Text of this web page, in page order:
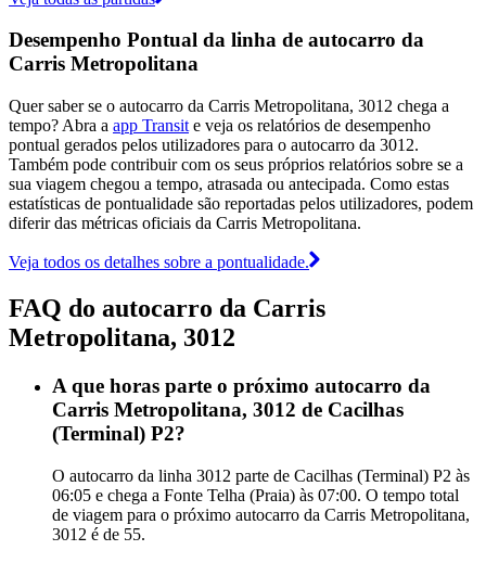
Desempenho Pontual da linha de autocarro da
Carris Metropolitana
Quer saber se o autocarro da Carris Metropolitana, 3012 chega a
tempo? Abra a app Transit e veja os relatórios de desempenho
pontual gerados pelos utilizadores para o autocarro da 3012.
Também pode contribuir com os seus próprios relatórios sobre se a
sua viagem chegou a tempo, atrasada ou antecipada. Como estas
estatísticas de pontualidade são reportadas pelos utilizadores, podem
diferir das métricas oficiais da Carris Metropolitana.
Veja todos os detalhes sobre a pontualidade.
FAQ do autocarro da Carris
Metropolitana, 3012
A que horas parte o próximo autocarro da
Carris Metropolitana, 3012 de Cacilhas
(Terminal) P2?
O autocarro da linha 3012 parte de Cacilhas (Terminal) P2 às
06:05 e chega a Fonte Telha (Praia) às 07:00. O tempo total
de viagem para o próximo autocarro da Carris Metropolitana,
3012 é de 55.